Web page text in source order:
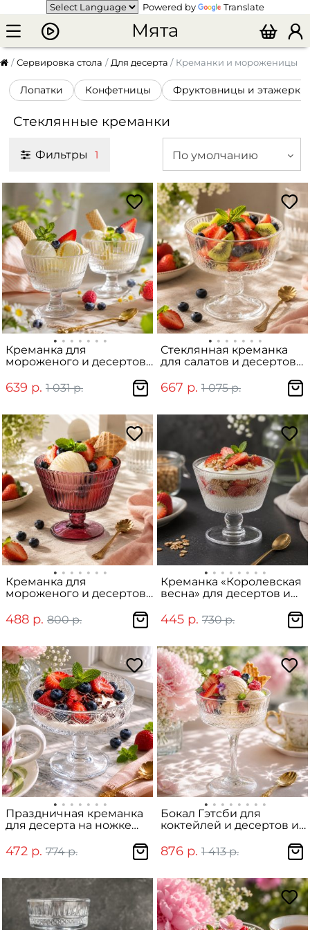
Powered by Translate
Мята
Сервировка стола Для десерта Креманки и мороженицы
Лопатки Конфетницы Фруктовницы и этажерки
Стеклянные креманки
Фильтры 1 По умолчанию
Креманка для
мороженого и десертов
639 р. 1 031 р.
Стеклянная креманка
для салатов и десертов
667 р. 1 075 р.
Креманка для
мороженого и десертов
488 р. 800 р.
Креманка «Королевская
весна» для десертов и
445 р. 730 р.
Праздничная креманка
для десерта на ножке
бегонии 200мл
472 р. 774 р.
Бокал Гэтсби для
коктейлей и десертов из
876 р. 1 413 р.